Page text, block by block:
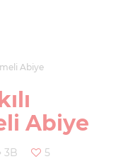
Abiye
Abiye
3B 5